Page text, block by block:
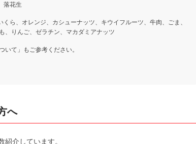
落花生
ら、オレンジ、カシューナッツ、キウイフルーツ、牛肉、ごま、
、りんご、ゼラチン、マカダミアナッツ
て」もご参考ください。
へ
介しています。